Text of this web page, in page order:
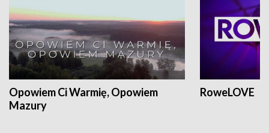
Opowiem Ci Warmię, Opowiem
Mazury
RoweLOVE